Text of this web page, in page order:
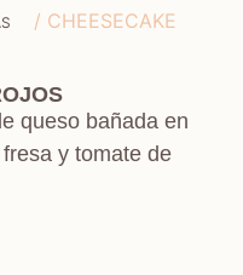
/ CHEESECAKE
queso bañada en
y tomate de